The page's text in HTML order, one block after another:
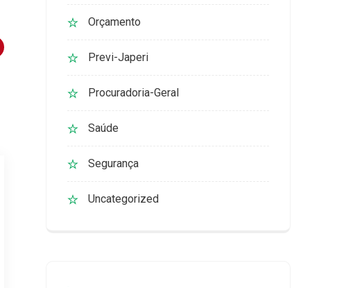
Orçamento
Previ-Japeri
Procuradoria-Geral
Saúde
Segurança
Uncategorized